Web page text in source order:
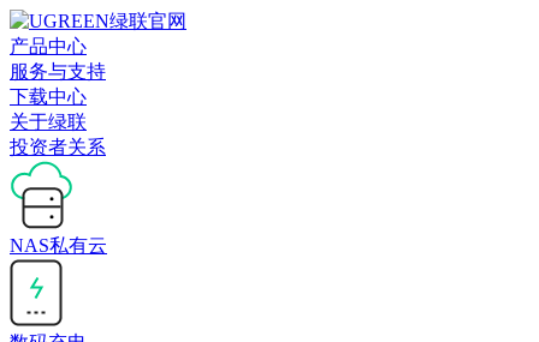
产品中心
服务与支持
下载中心
关于绿联
投资者关系
NAS私有云